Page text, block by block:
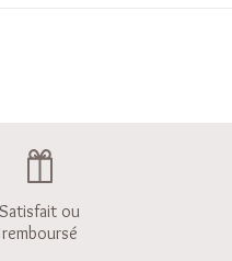
Satisfait ou
remboursé